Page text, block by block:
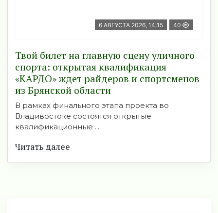
6 АВГУСТА 2026, 14:15 40
Твой билет на главную сцену уличного
спорта: открытая квалификация
«КАРДО» ждет райдеров и спортсменов
из Брянской области
В рамках финального этапа проекта во
Владивостоке состоятся открытые
квалификационные ...
Читать далее